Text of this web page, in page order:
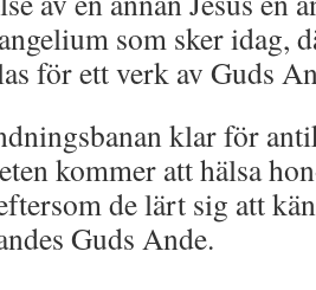
som sker idag,
för ett verk av Guds
klar för
kommer att hälsa
de lärt sig att
Guds Ande.